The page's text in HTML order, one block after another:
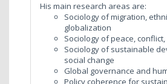
His main research areas are:
Sociology of migration,
globalization
Sociology of peace,
Sociology of sustainable
social change
Global governance and
Policy coherence for